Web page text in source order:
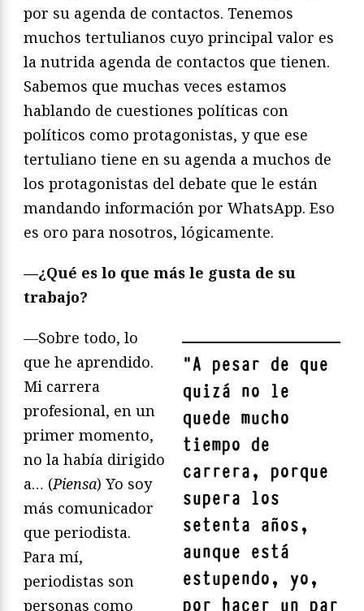
por su agenda de contactos. Tenemos
muchos tertulianos cuyo principal valor es
la nutrida agenda de contactos que tienen.
Sabemos que muchas veces estamos
hablando de cuestiones políticas con
políticos como protagonistas, y que ese
tertuliano tiene en su agenda a muchos de
los protagonistas del debate que le están
mandando información por WhatsApp. Eso
es oro para nosotros, lógicamente.
—¿Qué es lo que más le gusta de su
trabajo?
"A pesar de que
quizá no le
quede mucho
tiempo de
carrera, porque
supera los
setenta años,
aunque está
estupendo, yo,
por hacer un par
—Sobre todo, lo
que he aprendido.
Mi carrera
profesional, en un
primer momento,
no la había dirigido
a… (Piensa) Yo soy
más comunicador
que periodista.
Para mí,
periodistas son
personas como